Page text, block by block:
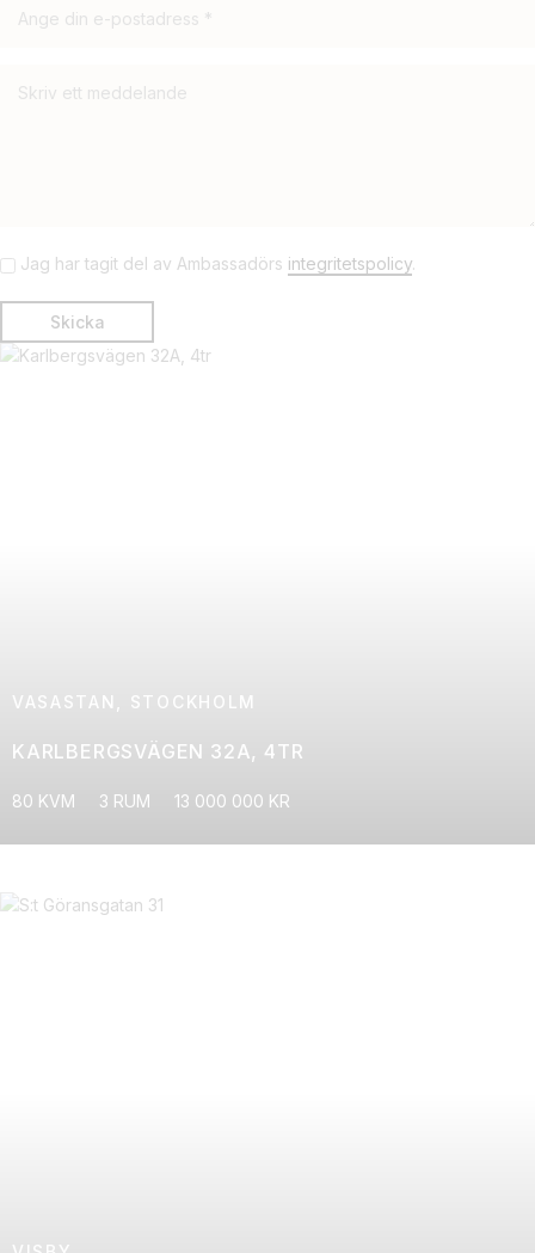
Jag har tagit del av Ambassadörs integritetspolicy.
VASASTAN, STOCKHOLM
KARLBERGSVÄGEN 32A, 4TR
80 KVM 3 RUM 13 000 000 KR